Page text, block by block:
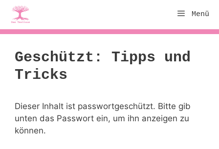
Zum
Inhalt
springen
Menü
Geschützt: Tipps und
Tricks
Dieser Inhalt ist passwortgeschützt. Bitte gib
unten das Passwort ein, um ihn anzeigen zu
können.